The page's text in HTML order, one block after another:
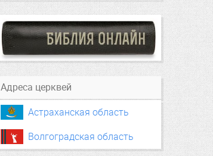
Адреса церквей
Астраханская область
Волгоградская область